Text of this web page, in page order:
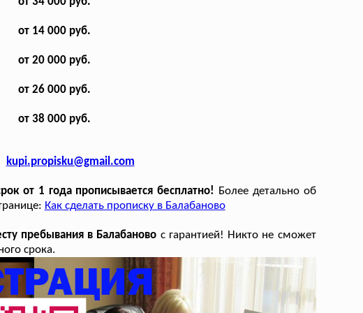
от 14 000 руб.
от 20 000 руб.
от 26 000 руб.
от 38 000 руб.
kupi.propisku@gmail.com
от 1 года прописывается бесплатно! Более детально об
Как сделать прописку в Балабаново
пребывания в Балабаново с гарантией! Никто не сможет
срока.